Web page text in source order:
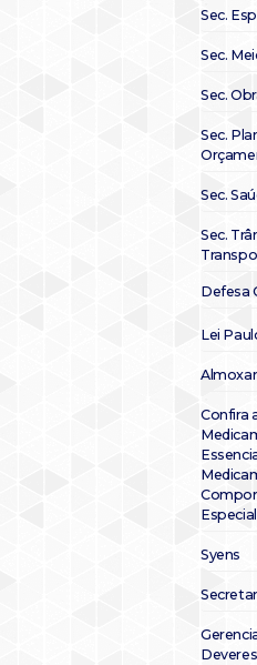
Sec.
Sec.
Sec.
Sec.
Sec.
Sec.
Defesa
Lei
Confira
Syens